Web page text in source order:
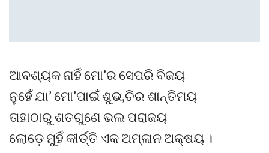
ଆବଶ୍ୟକ ନାହିଁ ମୋ’ର ସେପରି ବିଜୟ
ନୁହେଁ ଯା’ ମୋ’ପାଇଁ ଶୁଭ,ଚିର ଶାନ୍ତିମୟ
ତାହାଠାରୁ ଶତଗୁଣେ ଭଲ ପରାଜୟ
ଲୋଡ଼େ ମୁହିଁ କୀର୍ତ୍ତି ଏକ ଅମ୍ଳାନ ଅକ୍ଷୟ ।